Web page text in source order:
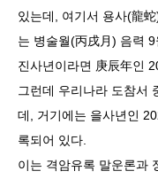
있는데, 여기서 용사(龍
는 병술월(丙戌月) 음력
진사년이라면 庚辰年인
그런데 우리나라 도참서
데, 거기에는 을사년인
록되어 있다.
이는 격암유록 말운론과